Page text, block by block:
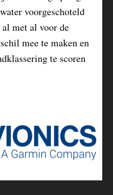
voorgeschoteld
met al voor de
mee te maken en
te scoren